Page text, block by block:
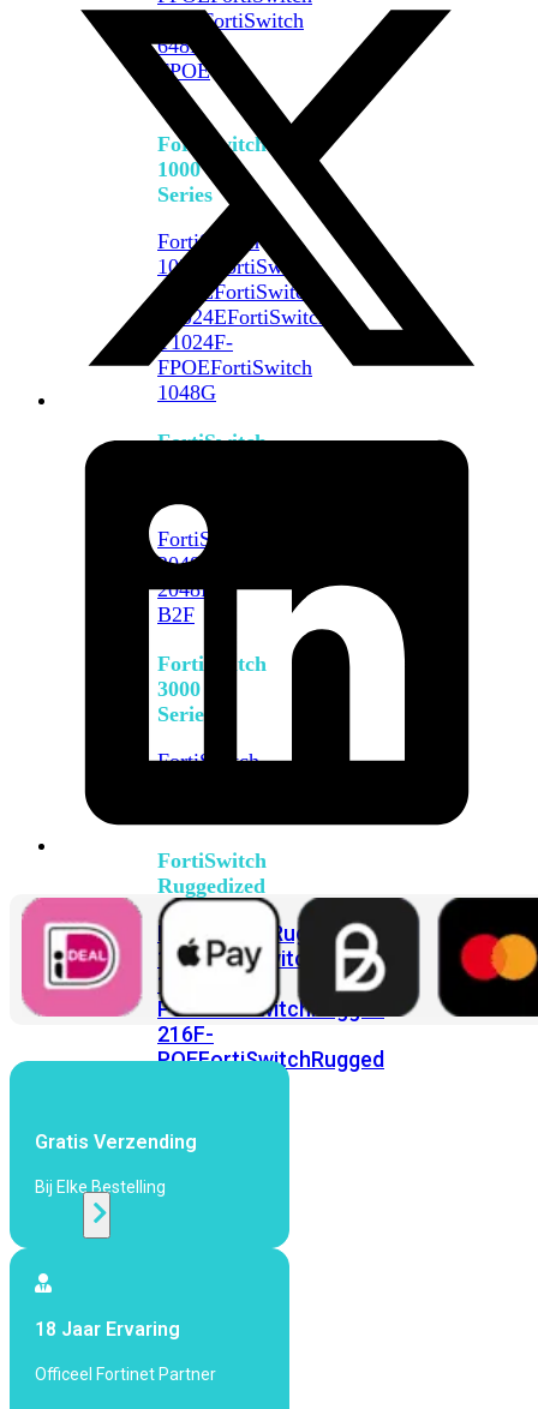
FortiSwitch
648F-
FPOE
FortiSwitch
1000
Series
FortiSwitch
1024E
FortiSwitch
1048EFortiSwitch
T1024EFortiSwitch
T1024F-
FPOEFortiSwitch
1048G
FortiSwitch
FortiSwitch
2048F
2048F-
B2F
FortiSwitch
3000
Series
FortiSwitch
FortiSwitch
Ruggedized
FortiSwitchRugged
108F FortiSwitchRugged
112F-
POEFortiSwitchRugged
216F-
POEFortiSwitchRugged
WiFi
bekijken
Wi-
Gratis Verzending
Bij Elke Bestelling
18 Jaar Ervaring
Officeel Fortinet Partner